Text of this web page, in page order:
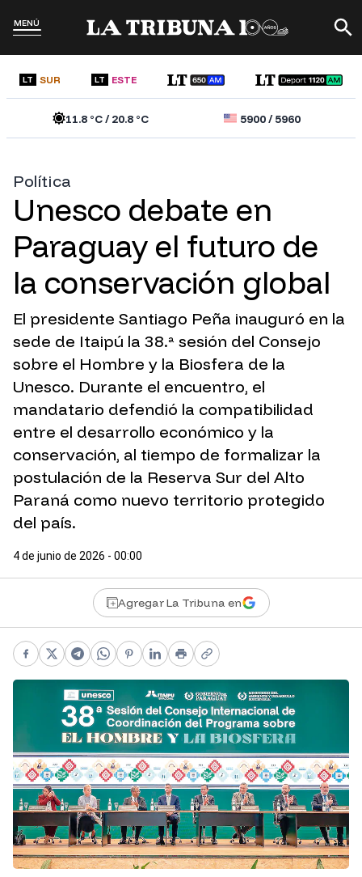
MENÚ
LT SUR LT ESTE
11.8°C /20.8°C 5900/5960
Política
Unesco debate en
Paraguay el futuro de
la conservación global
El presidente Santiago Peña inauguró en la
sede de Itaipú la 38.ª sesión del Consejo
sobre el Hombre y la Biosfera de la
Unesco. Durante el encuentro, el
mandatario defendió la compatibilidad
entre el desarrollo económico y la
conservación, al tiempo de formalizar la
postulación de la Reserva Sur del Alto
Paraná como nuevo territorio protegido
del país.
4 de junio de 2026 - 00:00
Agregar La Tribuna en
Facebook
X Telegram
WhatsApp
Pinterest
LinkedIn
PrintCopy link